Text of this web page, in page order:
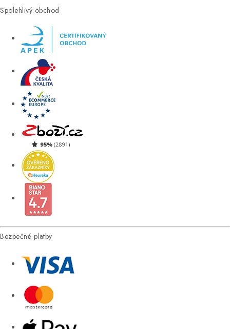
Spolehlivý obchod
Bezpečné platby
Moje objednávka